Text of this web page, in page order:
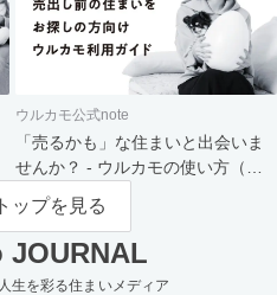
ウルカモ公式note
「売るかも」な住まいと出会いま
せんか？ - ウルカモの使い方（買
主さま向け）
ップを見る
JOURNAL
生を彩る住まいメディア